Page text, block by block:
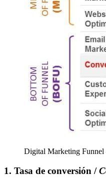
Digital Marketing Funnel
1. Tasa de conversión /